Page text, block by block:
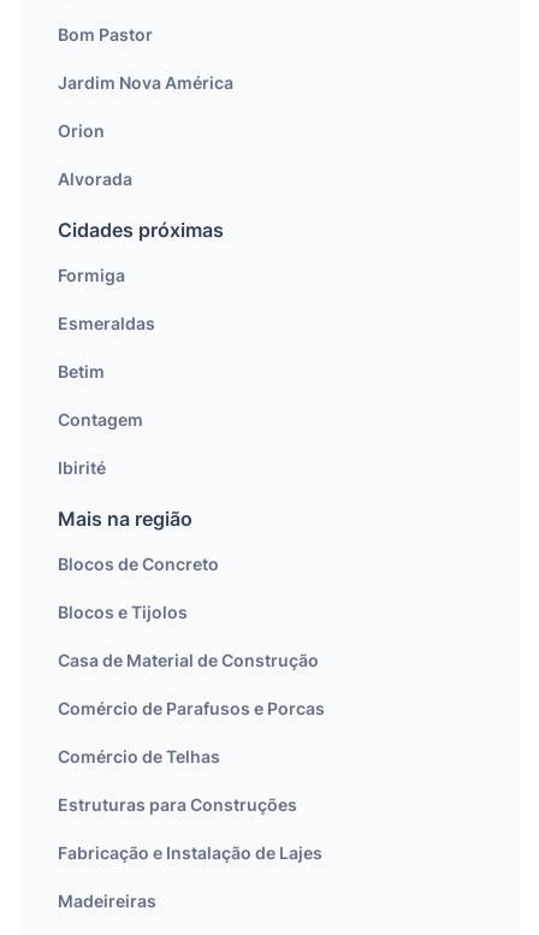
Bom Pastor
Jardim Nova América
Orion
Alvorada
Cidades próximas
Formiga
Esmeraldas
Betim
Contagem
Ibirité
Mais na região
Blocos de Concreto
Blocos e Tijolos
Casa de Material de Construção
Comércio de Parafusos e Porcas
Comércio de Telhas
Estruturas para Construções
Fabricação e Instalação de Lajes
Madeireiras